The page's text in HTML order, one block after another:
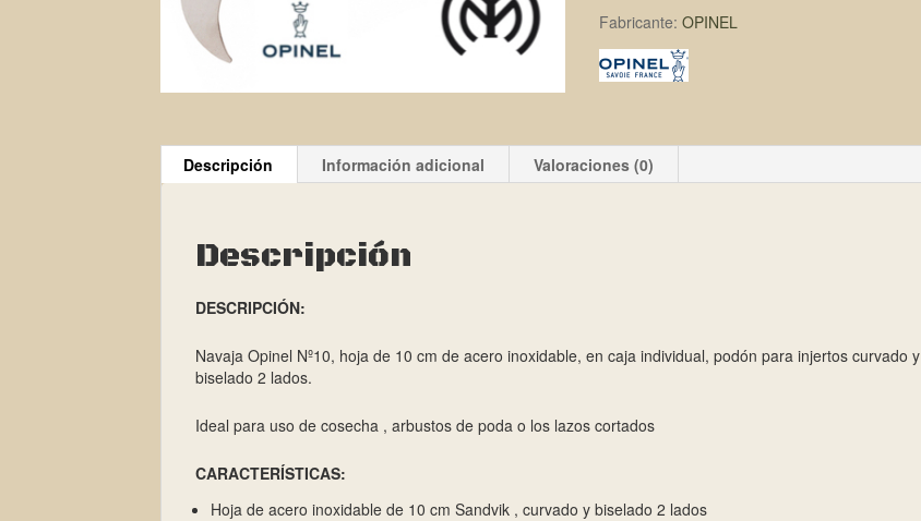
Fabricante: OPINEL
Descripción Información adicional Valoraciones (0)
Descripción
DESCRIPCIÓN:
Navaja Opinel Nº10, hoja de 10 cm de acero inoxidable, en caja individual, podón para injertos curvado y
biselado 2 lados.
Ideal para uso de cosecha , arbustos de poda o los lazos cortados
CARACTERÍSTICAS:
Hoja de acero inoxidable de 10 cm Sandvik , curvado y biselado 2 lados